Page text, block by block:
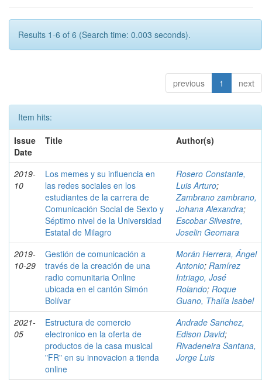
Results 1-6 of 6 (Search time: 0.003 seconds).
previous 1 next
Item hits:
Issue
Date
Title Author(s)
2019-
10
Los memes y su influencia en
las redes sociales en los
estudiantes de la carrera de
Comunicación Social de Sexto y
Séptimo nivel de la Universidad
Estatal de Milagro
Rosero Constante,
Luis Arturo;
Zambrano zambrano,
Johana Alexandra;
Escobar Silvestre,
Joselin Geomara
2019-
10-29
Gestión de comunicación a
través de la creación de una
radio comunitaria Online
ubicada en el cantón Simón
Bolívar
Morán Herrera, Ángel
Antonio; Ramírez
Intriago, José
Rolando; Roque
Guano, Thalía Isabel
2021-
05
Estructura de comercio
electronico en la oferta de
productos de la casa musical
"FR" en su innovacion a tienda
online
Andrade Sanchez,
Edison David;
Rivadeneira Santana,
Jorge Luis